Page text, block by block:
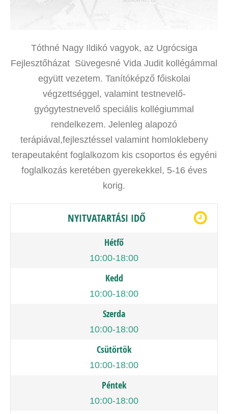
Tóthné Nagy Ildikó vagyok, az Ugrócsiga
Fejlesztőházat Süvegesné Vida Judit kollégámmal
együtt vezetem. Tanítóképző főiskolai
végzettséggel, valamint testnevelő-
gyógytestnevelő speciális kollégiummal
rendelkezem. Jelenleg alapozó
terápiával,fejlesztéssel valamint homloklebeny
terapeutaként foglalkozom kis csoportos és egyéni
foglalkozás keretében gyerekekkel, 5-16 éves
korig.
NYITVATARTÁSI IDŐ
Hétfő
10:00-18:00
Kedd
10:00-18:00
Szerda
10:00-18:00
Csütörtök
10:00-18:00
Péntek
10:00-18:00